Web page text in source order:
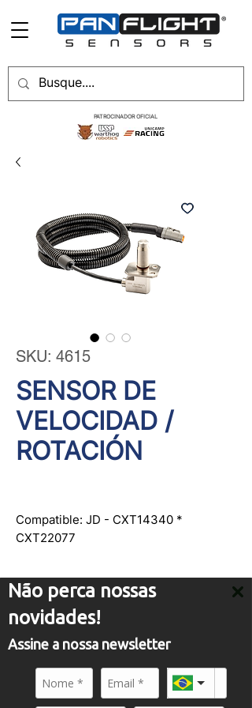
Não perca nossas
novidades!
Assine a nossa newsletter
PATROCINADOR OFICIAL
SKU: 4615
SENSOR DE
VELOCIDAD /
ROTACIÓN
Compatible: JD - CXT14340 *
CXT22077
ATENDIMENTO
comercial01@panflight.com
+55 (19) 3437-2010